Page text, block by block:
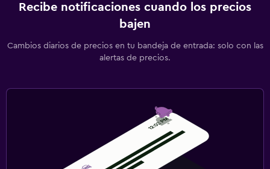
Recibe notificaciones cuando los precios
bajen
Cambios diarios de precios en tu bandeja de entrada: solo con las
alertas de precios.